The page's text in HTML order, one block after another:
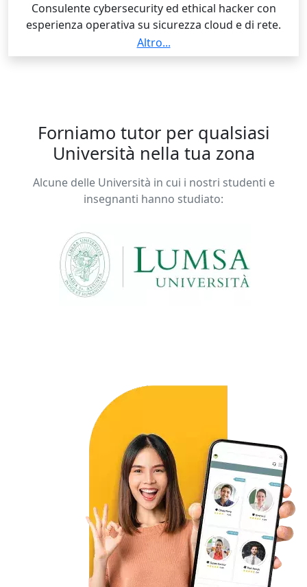
Consulente cybersecurity ed ethical hacker con
esperienza operativa su sicurezza cloud e di rete.
Insegno presso ITS ICT Piemonte, agenzie formative e
istituti tecnici. Sono Istruttore Cisco Networking
Operator, oltre ad AttackIQ MITRE ATT&CK. Propongo
lezioni in italiano basate su laboratori autorizzati, casi
reali e preparazione professionale su ethical hacking,
cloud security e DevSecOps.
Altro...
Forniamo tutor per qualsiasi
Università nella tua zona
Alcune delle Università in cui i nostri studenti e
insegnanti hanno studiato: